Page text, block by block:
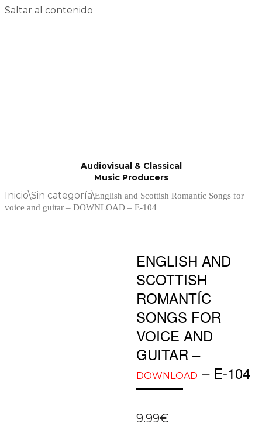
Saltar al contenido
Audiovisual & Classical
Music Producers
Inicio\Sin categoría\English and Scottish Romantíc Songs for
voice and guitar – DOWNLOAD – E-104
ENGLISH AND
SCOTTISH
ROMANTÍC
SONGS FOR
VOICE AND
GUITAR –
DOWNLOAD – E-104
9.99€